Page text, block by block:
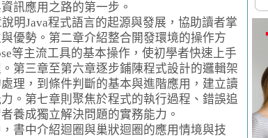
訊應用之路的第一步。
Java程式語言的起源與發展，協助讀者掌
優勢。第二章介紹整合開發環境的操作方
等主流工具的基本操作，使初學者快速上手
第三章至第六章逐步鋪陳程式設計的邏輯架
理，到條件判斷的基本與進階應用，建立讀
。第七章則聚焦於程式的執行過程、錯誤追
養成獨立解決問題的實務能力。
中介紹迴圈與巢狀迴圈的應用情境與技